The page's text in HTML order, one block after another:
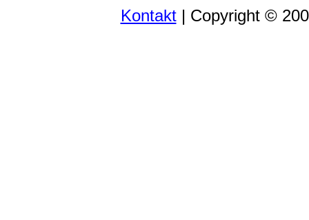
Kontakt| Copyright ©